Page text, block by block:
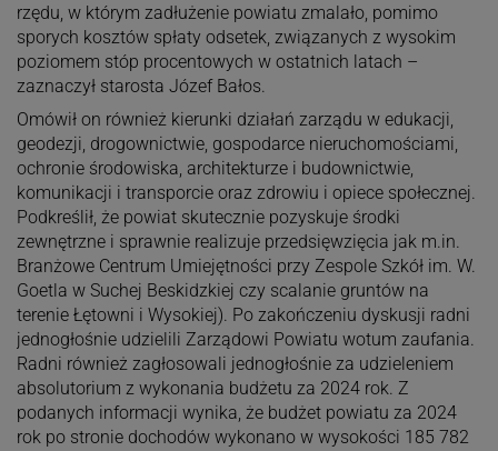
rzędu, w którym zadłużenie powiatu zmalało, pomimo
sporych kosztów spłaty odsetek, związanych z wysokim
poziomem stóp procentowych w ostatnich latach –
zaznaczył starosta Józef Bałos.
Omówił on również kierunki działań zarządu w edukacji,
geodezji, drogownictwie, gospodarce nieruchomościami,
ochronie środowiska, architekturze i budownictwie,
komunikacji i transporcie oraz zdrowiu i opiece społecznej.
Podkreślił, że powiat skutecznie pozyskuje środki
zewnętrzne i sprawnie realizuje przedsięwzięcia jak m.in.
Branżowe Centrum Umiejętności przy Zespole Szkół im. W.
Goetla w Suchej Beskidzkiej czy scalanie gruntów na
terenie Łętowni i Wysokiej). Po zakończeniu dyskusji radni
jednogłośnie udzielili Zarządowi Powiatu wotum zaufania.
Radni również zagłosowali jednogłośnie za udzieleniem
absolutorium z wykonania budżetu za 2024 rok. Z
podanych informacji wynika, że budżet powiatu za 2024
rok po stronie dochodów wykonano w wysokości 185 782